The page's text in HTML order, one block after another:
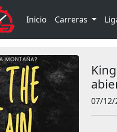
Inicio Carreras
07/12/